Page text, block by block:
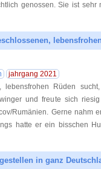
genossen. Sie ist sehr
jahrgang 2021
lebensfrohen Rüden
und freute sich
Rumänien. Gerne nahm
hatte er ein bisschen
in ganz